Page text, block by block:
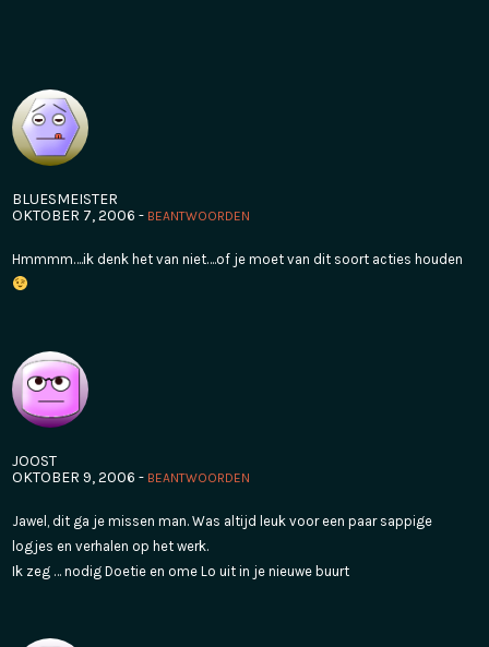
BLUESMEISTER
OKTOBER 7, 2006 - BEANTWOORDEN
Hmmmm….ik denk het van niet….of je moet van dit soort acties houden
JOOST
OKTOBER 9, 2006 - BEANTWOORDEN
Jawel, dit ga je missen man. Was altijd leuk voor een paar sappige
logjes en verhalen op het werk.
Ik zeg … nodig Doetie en ome Lo uit in je nieuwe buurt